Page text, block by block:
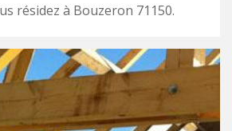
résidez à Bouzeron 71150.